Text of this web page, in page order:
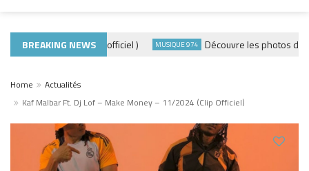
BREAKING NEWS
– GRAMOUN ( clip officiel ) MUSIQUE 974 Découvre les photos de la
Home
Actualités
Kaf Malbar Ft. Dj Lof – Make Money – 11/2024 (Clip Officiel)